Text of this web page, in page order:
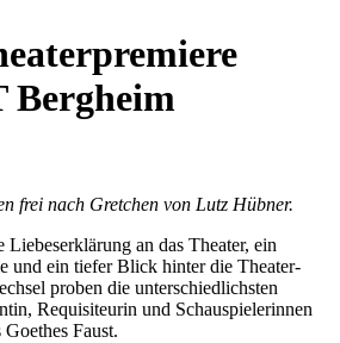
Bergheim
frei nach Gretchen von Lutz Hübner.
an das Theater, ein
und ein tiefer Blick hinter die Theater-
proben die unterschiedlichsten
Requisiteurin und Schauspielerinnen
Faust.